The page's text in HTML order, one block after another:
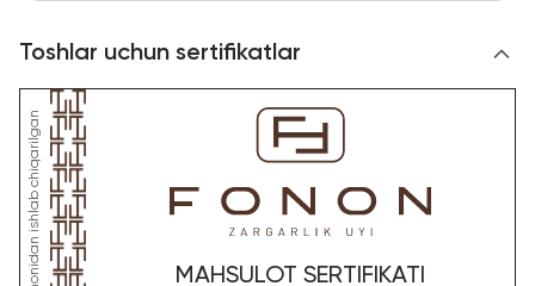
Toshlar uchun sertifikatlar
MAHSULOT SERTIFIKATI